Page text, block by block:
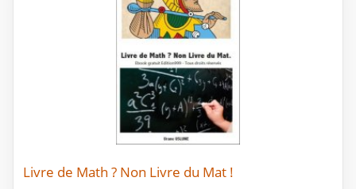
Livre de Math ? Non Livre du Mat !